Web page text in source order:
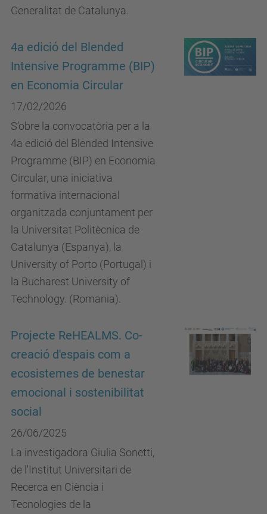
Generalitat de Catalunya.
4a edició del Blended
Intensive Programme (BIP)
en Economia Circular
17/02/2026
S’obre la convocatòria per a la
4a edició del Blended Intensive
Programme (BIP) en Economia
Circular, una iniciativa
formativa internacional
organitzada conjuntament per
la Universitat Politècnica de
Catalunya (Espanya), la
University of Porto (Portugal) i
la Bucharest University of
Technology. (Romania).
Projecte ReHEALMS. Co-
creació d'espais com a
ecosistemes de benestar
emocional i sostenibilitat
social
26/06/2025
La investigadora Giulia Sonetti,
de l'Institut Universitari de
Recerca en Ciència i
Tecnologies de la